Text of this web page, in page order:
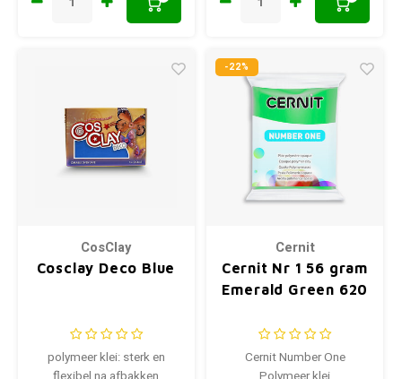
CosClay
Cosclay Deco Blue
polymeer klei: sterk en
-22%
Cernit
Cernit Nr 1 56 gram
Emerald Green 620
Cernit Number One